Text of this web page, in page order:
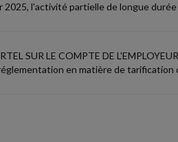
2025, l'activité partielle de longue
SUR LE COMPTE DE L'EMPLOYEUR
en matière de